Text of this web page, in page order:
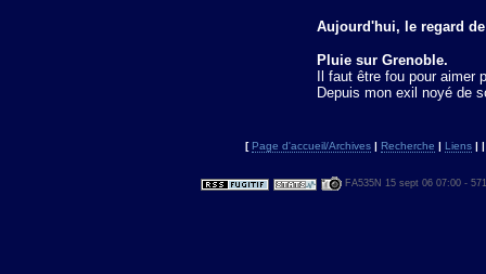
Aujourd'hui, le regard
Pluie sur Grenoble.
Il faut être fou pour aimer
Depuis mon exil noyé de
[Page d'accueil/Archives| Recherche | Liens|
FA535N 15 sept 06 07:00 -